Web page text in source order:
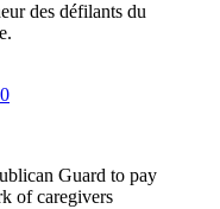
des défilants du
Guard to pay
of caregivers